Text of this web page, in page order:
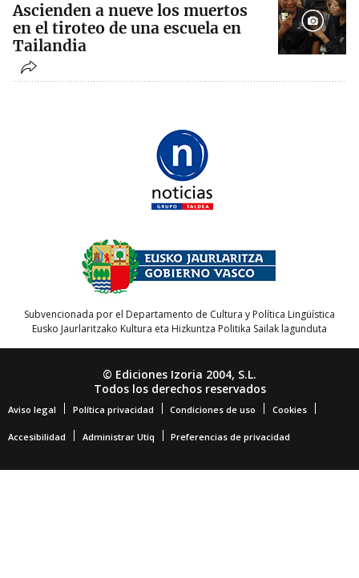
Ascienden a nueve los muertos
en el tiroteo de una escuela en
Tailandia
Subvencionada por el Departamento de Cultura y Política Lingüística
Eusko Jaurlaritzako Kultura eta Hizkuntza Politika Sailak lagunduta
© Ediciones Izoria 2004, S.L.
Todos los derechos reservados
Aviso legal Política privacidad Condiciones de uso Cookies
Accesibilidad Administrar Utiq Preferencias de privacidad